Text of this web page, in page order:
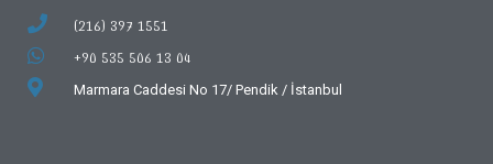
(216) 397 1551
+90 535 506 13 04
Marmara Caddesi No 17/ Pendik / İstanbul